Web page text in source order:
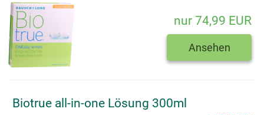
nur 74,99 EUR
Ansehen
Biotrue all-in-one Lösung 300ml